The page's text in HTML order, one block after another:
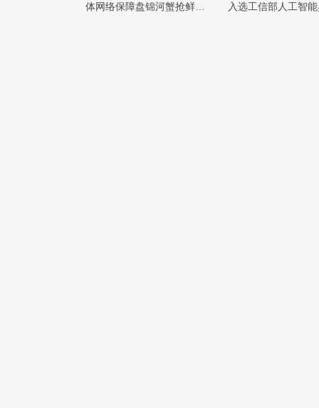
体网络保障盘锦河蟹抢鲜出
入选工信部人工智